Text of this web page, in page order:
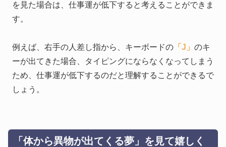
を見た場合は、仕事運が低下すると考えることができま
す。
例えば、右手の人差し指から、キーボードの 「J」 のキ
ーが出てきた場合、タイピングにならなくなってしまう
ため、仕事運が低下するのだと理解することができるで
しょう。
「体から異物が出てくる夢」を見て嬉しく